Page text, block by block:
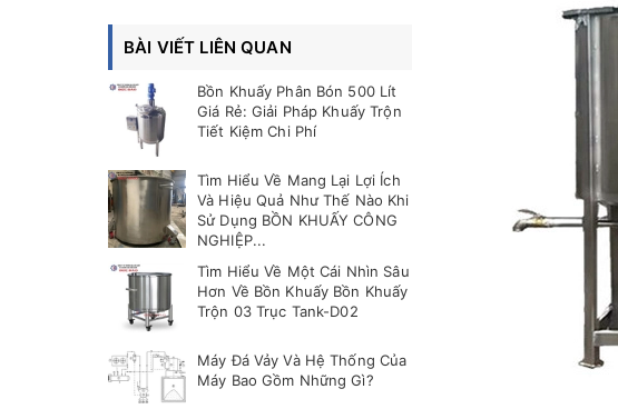
BÀI VIẾT LIÊN QUAN
Bồn Khuấy Phân Bón 500 Lít
Giá Rẻ: Giải Pháp Khuấy Trộn
Tiết Kiệm Chi Phí
Tìm Hiểu Về Mang Lại Lợi Ích
Và Hiệu Quả Như Thế Nào Khi
Sử Dụng BỒN KHUẤY CÔNG
NGHIỆP...
Tìm Hiểu Về Một Cái Nhìn Sâu
Hơn Về Bồn Khuấy Bồn Khuấy
Trộn 03 Trục Tank-D02
Máy Đá Vảy Và Hệ Thống Của
Máy Bao Gồm Những Gì?